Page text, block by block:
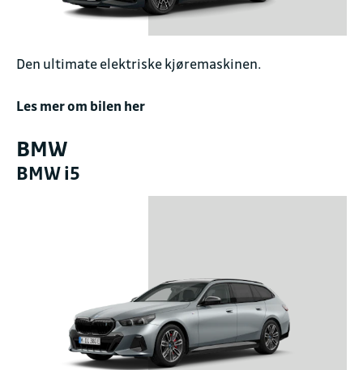
Den ultimate elektriske kjøremaskinen.
Les mer om bilen her
BMW
BMW i5